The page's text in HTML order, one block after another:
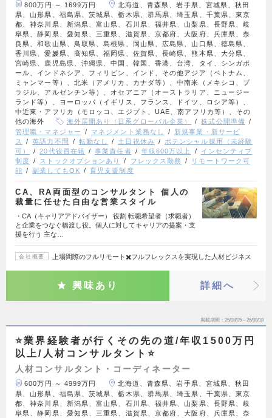
800万円 ～ 1699万円
北海道、青森県、岩手県、宮城県、秋田
県、山形県、福島県、茨城県、栃木県、群馬県、埼玉県、千葉県、東京
都、神奈川県、新潟県、富山県、石川県、福井県、山梨県、長野県、岐
阜県、静岡県、愛知県、三重県、滋賀県、京都府、大阪府、兵庫県、奈
良県、和歌山県、鳥取県、島根県、岡山県、広島県、山口県、徳島県、
香川県、愛媛県、高知県、福岡県、佐賀県、長崎県、熊本県、大分県、
宮崎県、鹿児島県、沖縄県、中国、韓国、香港、台湾、タイ、シンガポ
ール、インドネシア、フィリピン、インド、その他アジア（ベトナム、
ミャンマー等）、北米（アメリカ、カナダ等）、中南米（メキシコ、ブ
ラジル、アルゼンチン等）、オセアニア（オーストラリア、ニュージー
ランド等）、ヨーロッパ（イギリス、フランス、ドイツ、ロシア等）、
中近東・アフリカ（モロッコ、エジプト、UAE、南アフリカ等）、その
他の海外
海外展開あり（日系グローバル企業）
株式公開準備
管理職・マネジャー
マネジメント業務なし
新規事業・新サービ
ス
英語力不問 転勤なし 土日祝休み
ポテンシャル採用（未経験
可）
20代役員在籍 事業責任者 年収600万以上
インセンティブ
制度
ストックオプションあり フレックス勤務
リモートワーク可
能
副業してもOK 育児支援制度
CA、RA両面型のコンサルタント 個人の
裁量に任せた自由な営業スタイル
・CA（キャリアアドバイザー） 役割 転職希望者（求職者）
と企業をつなぐ橋渡し役。個人に対してキャリアの提案・支
援を行う 主な…
会社概要 上場間際のフルリモート✖️フルフレックスを実現した人材ビジネス
興味あり 詳細へ
掲載期間 26/08/05～26/08/18
⭐業界経験者が行くその先の道/年収1500万円
以上/人材コンサルタント⭐
人材コンサルタント・コーディネーター
600万円 ～ 4999万円
北海道、青森県、岩手県、宮城県、秋田
県、山形県、福島県、茨城県、栃木県、群馬県、埼玉県、千葉県、東京
都、神奈川県、新潟県、富山県、石川県、福井県、山梨県、長野県、岐
阜県、静岡県、愛知県、三重県、滋賀県、京都府、大阪府、兵庫県、奈